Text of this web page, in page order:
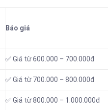
Báo giá
✅ Giá từ 600.000 – 700.000đ
✅ Giá từ 700.000 – 800.000đ
✅ Giá từ 800.000 – 1.000.000đ